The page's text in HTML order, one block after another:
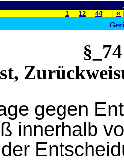
1 12 44[ «
gegen
innerhalb